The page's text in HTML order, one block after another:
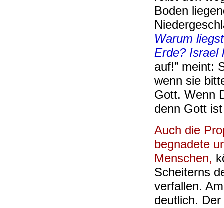
Boden
Warum
Erde? Israel
auf!” meint:
wenn sie
Gott. Wenn
denn Gott
Auch die
begnadete
Menschen,
Scheiterns
verfallen.
deutlich.